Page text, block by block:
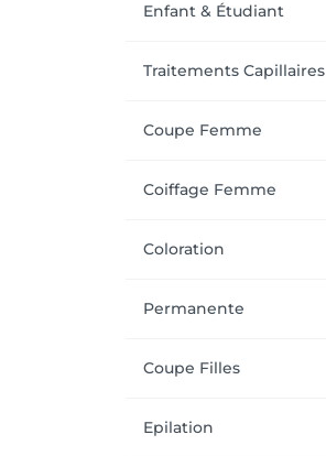
Enfant & Étudiant
Traitements Capillaires
Coupe Femme
Coiffage Femme
Coloration
Permanente
Coupe Filles
Epilation